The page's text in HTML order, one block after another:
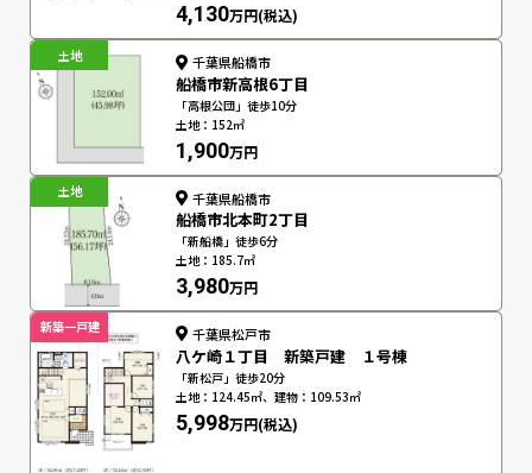
4,130万円(税込)
土地 千葉県船橋市
船橋市新高根6丁目
「高根公団」徒歩10分
土地：152㎡
1,900万円
土地 千葉県船橋市
船橋市北本町2丁目
「新船橋」徒歩6分
土地：185.7㎡
3,980万円
新築一戸建 千葉県松戸市
八ケ崎１丁目 新築戸建 １号棟
「新松戸」徒歩20分
土地：124.45㎡、建物：109.53㎡
5,998万円(税込)